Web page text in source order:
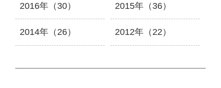
2016年（30） 2015年（36）
2014年（26） 2012年（22）